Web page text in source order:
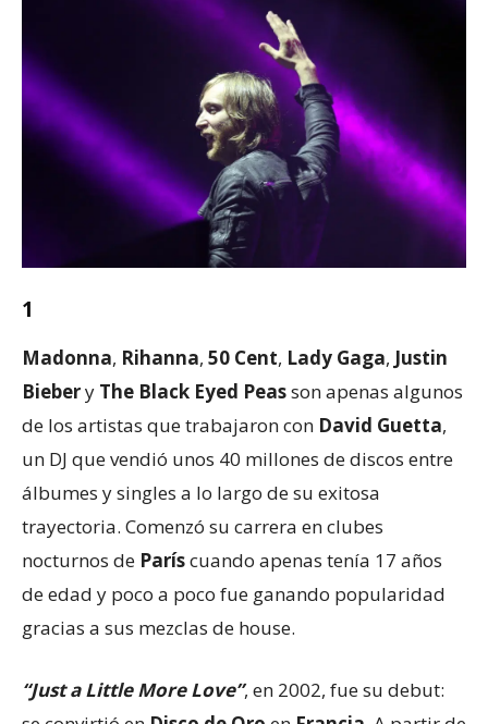
1
Madonna, Rihanna, 50 Cent, Lady Gaga, Justin
Biebery The Black Eyed Peasson apenas algunos
de los artistas que trabajaron con David Guetta,
un DJ que vendió unos 40 millones de discos entre
álbumes y singles a lo largo de su exitosa
trayectoria. Comenzó su carrera en clubes
nocturnos de Paríscuando apenas tenía 17 años
de edad y poco a poco fue ganando popularidad
gracias a sus mezclas de house.
“Just a Little More Love”, en 2002, fue su debut: